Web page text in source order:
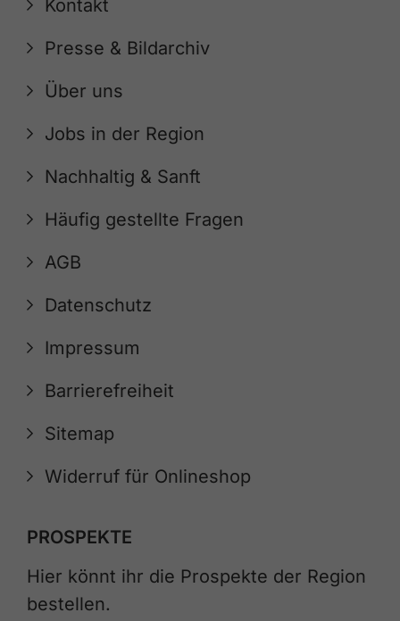
Kontakt
Presse & Bildarchiv
Über uns
Jobs in der Region
Nachhaltig & Sanft
Häufig gestellte Fragen
AGB
Datenschutz
Impressum
Barrierefreiheit
Sitemap
Widerruf für Onlineshop
PROSPEKTE
Hier könnt ihr die Prospekte der Region
bestellen.